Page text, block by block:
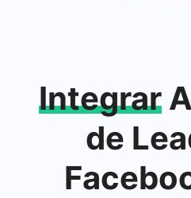
Integrar
de